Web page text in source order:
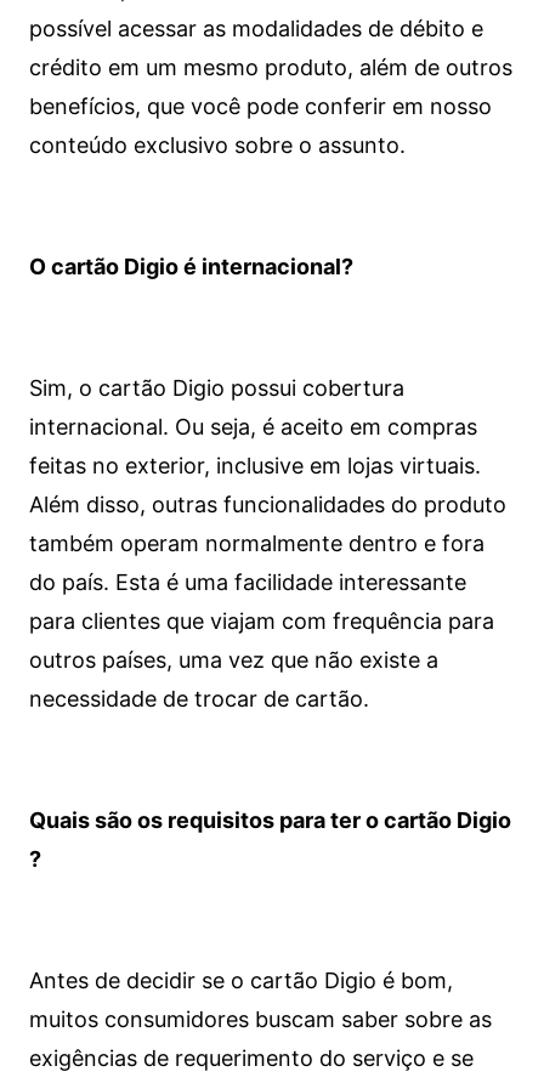
possível acessar as modalidades de débito e
crédito em um mesmo produto, além de outros
benefícios, que você pode conferir em nosso
conteúdo exclusivo sobre o assunto.
O cartão Digio é internacional?
Sim, o cartão Digio possui cobertura
internacional. Ou seja, é aceito em compras
feitas no exterior, inclusive em lojas virtuais.
Além disso, outras funcionalidades do produto
também operam normalmente dentro e fora
do país. Esta é uma facilidade interessante
para clientes que viajam com frequência para
outros países, uma vez que não existe a
necessidade de trocar de cartão.
Quais são os requisitos para ter o cartão Digio
?
Antes de decidir se o cartão Digio é bom,
muitos consumidores buscam saber sobre as
exigências de requerimento do serviço e se